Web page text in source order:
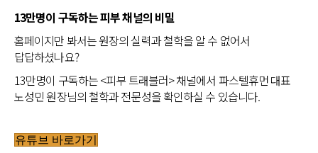
13만명이 구독하는 피부 채널의 비밀
홈페이지만 봐서는 원장의 실력과 철학을 알 수 없어서
답답하셨나요?
13만명이 구독하는 <피부 트래블러> 채널에서 파스텔휴먼 대표
노성민 원장님의 철학과 전문성을 확인하실 수 있습니다.
유튜브 바로가기